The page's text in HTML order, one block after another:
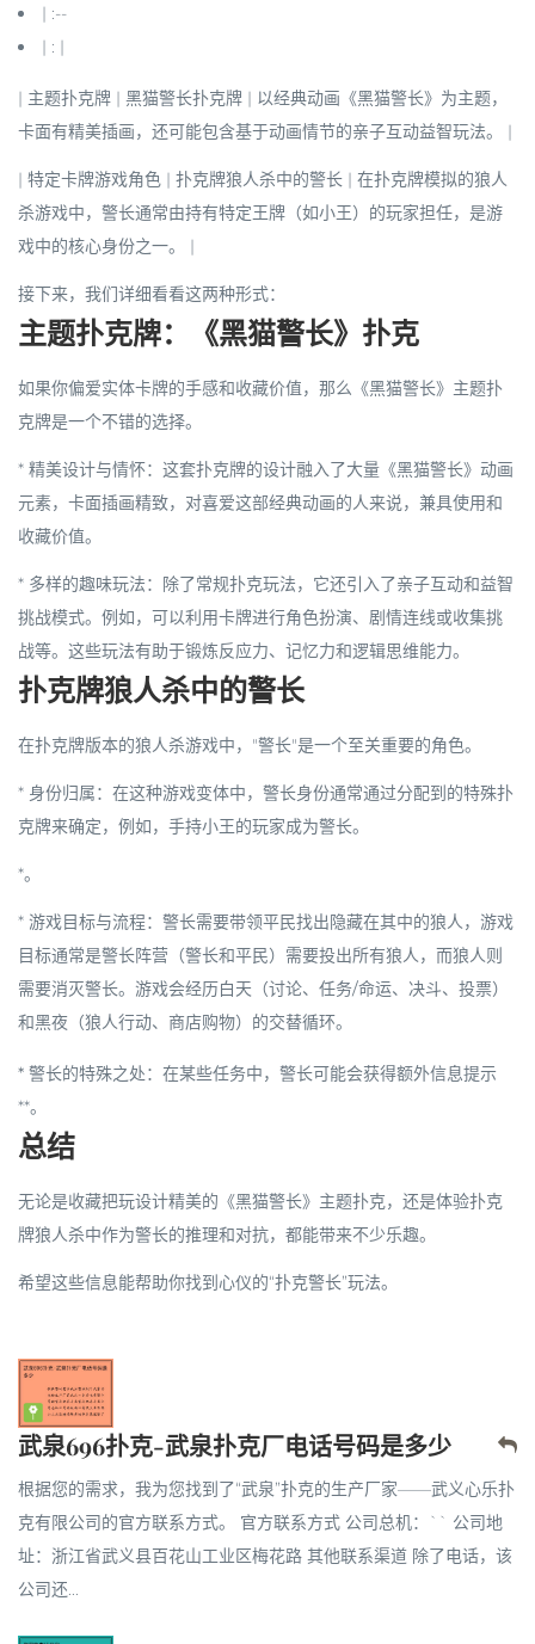
| :--
| : |
| 主题扑克牌 | 黑猫警长扑克牌 | 以经典动画《黑猫警长》为主题，
卡面有精美插画，还可能包含基于动画情节的亲子互动益智玩法。 |
| 特定卡牌游戏角色 | 扑克牌狼人杀中的警长 | 在扑克牌模拟的狼人
杀游戏中， 警长通常由持有特定王牌（如小王）的玩家担任，是游
戏中的核心身份之一。 |
接下来，我们详细看看这两种形式：
主题扑克牌：《黑猫警长》扑克
如果你偏爱实体卡牌的手感和收藏价值，那么《黑猫警长》主题扑
克牌是一个不错的选择。
* 精美设计与情怀：这套扑克牌的设计融入了大量《黑猫警长》动画
元素，卡面插画精致，对喜爱这部经典动画的人来说，兼具使用和
收藏价值。
* 多样的趣味玩法：除了常规扑克玩法，它还引入了亲子互动和益智
挑战模式。例如，可以利用卡牌进行角色扮演、 剧情连线或收集挑
战等。这些玩法有助于锻炼反应力、记忆力和逻辑思维能力。
扑克牌狼人杀中的警长
在扑克牌版本的狼人杀游戏中，"警长"是一个至关重要的角色。
* 身份归属：在这种游戏变体中， 警长身份通常通过分配到的特殊扑
克牌来确定，例如，手持小王的玩家成为警长。
*。
* 游戏目标与流程：警长需要带领平民找出隐藏在其中的狼人，游戏
目标通常是警长阵营（警长和平民）需要投出所有狼人，而狼人则
需要消灭警长。游戏会经历白天 （讨论、任务/命运、决斗、投票）
和黑夜 （狼人行动、商店购物）的交替循环。
* 警长的特殊之处：在某些任务中，警长可能会获得额外信息提示
**。
总结
无论是收藏把玩设计精美的《黑猫警长》主题扑克，还是体验扑克
牌狼人杀中作为警长的推理和对抗，都能带来不少乐趣。
希望这些信息能帮助你找到心仪的“扑克警长”玩法。
武泉696扑克-武泉扑克厂电话号码是多少
根据您的需求，我为您找到了“武泉”扑克的生产厂家——武义心乐扑
克有限公司的官方联系方式。 官方联系方式 公司总机：`` 公司地
址：浙江省武义县百花山工业区梅花路 其他联系渠道 除了电话，该
公司还...